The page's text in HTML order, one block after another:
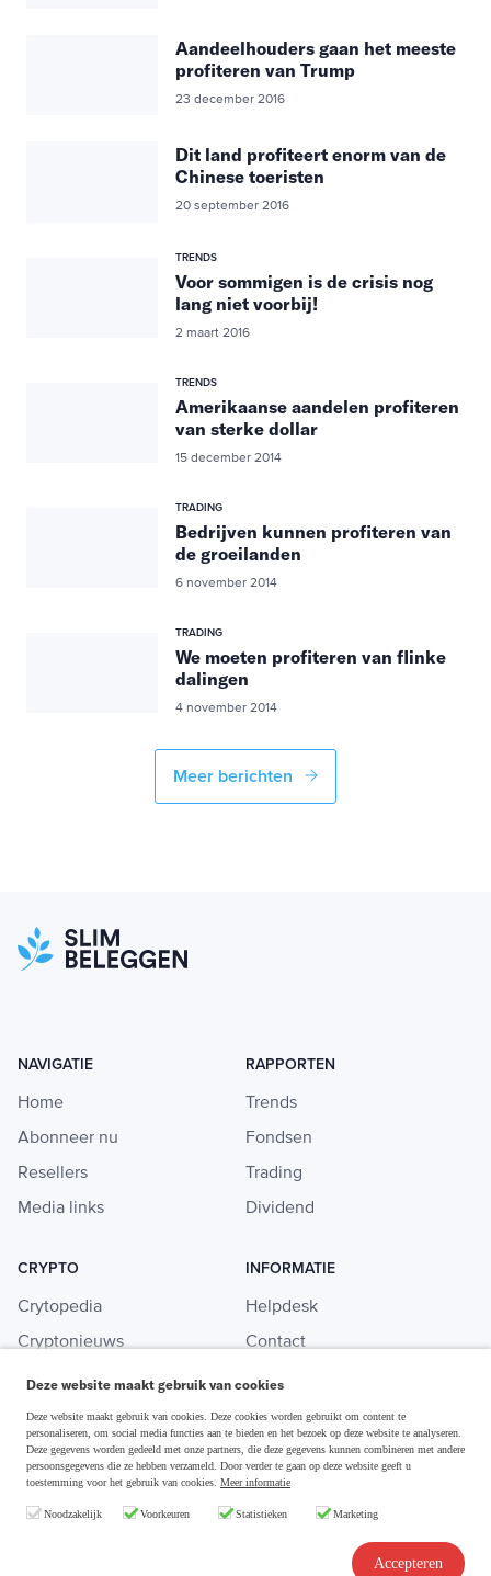
Aandeelhouders gaan het meeste
profiteren van Trump
23 december 2016
Dit land profiteert enorm van de
Chinese toeristen
20 september 2016
TRENDS
Voor sommigen is de crisis nog
lang niet voorbij!
2 maart 2016
TRENDS
Amerikaanse aandelen profiteren
van sterke dollar
15 december 2014
TRADING
Bedrijven kunnen profiteren van
de groeilanden
6 november 2014
TRADING
We moeten profiteren van flinke
dalingen
4 november 2014
Meer berichten
NAVIGATIE
Home
Abonneer nu
Resellers
Media links
RAPPORTEN
Trends
Fondsen
Trading
Dividend
CRYPTO
Crytopedia
Cryptonieuws
Crypto koopgids
Investeren in crypto
INFORMATIE
Helpdesk
Contact
Adverteren
Disclaimer & Privacy
Algemene Voorwaarden
Deze website maakt gebruik van cookies
Deze website maakt gebruik van cookies. Deze cookies worden gebruikt om content te
personaliseren, om social media functies aan te bieden en het bezoek op deze website te analyseren.
Deze gegevens worden gedeeld met onze partners, die deze gegevens kunnen combineren met andere
persoonsgegevens die ze hebben verzameld. Door verder te gaan op deze website geeft u
toestemming voor het gebruik van cookies. Meer informatie
Noodzakelijk Voorkeuren Statistieken Marketing
Accepteren